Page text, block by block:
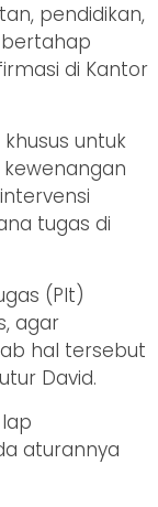
pendidikan,
di Kantor
untuk
tugas di
(Plt)
agar
hal tersebut
David.
aturannya